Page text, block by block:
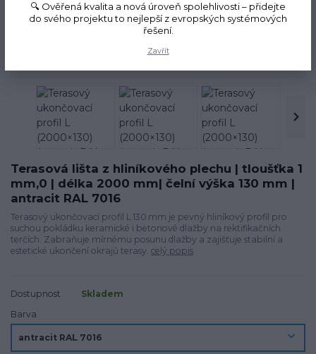
Terasová lišta z hliníkového plechu | tloušťka 1
mm,0 | délka 2000 mm| čelní výška 130 mm |
antracit RAL 7016
Terasový ukončovací profil L 130 mm je pevný hliníkový profil pro
suchou pokládku keramické i betonové dlažby na rektifikačních
terčích. Zabraňuje mírnému posunu dlažby a zajišťuje stabilní a
estetické ukončení okrajů terasy. celý popis
Dostupnost
Skladem
Barva
🔍 Ověřená kvalita a nová úroveň spolehlivosti – přidejte
do svého projektu to nejlepší z evropských systémových
řešení.
Zavřít